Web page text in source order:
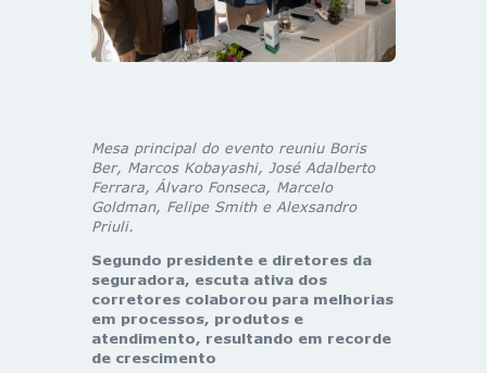
HOMEST
HOME
Mesa principal do evento reuniu Boris
Ber, Marcos Kobayashi, José Adalberto
Ferrara, Álvaro Fonseca, Marcelo
Goldman, Felipe Smith e Alexsandro
Priuli.
Segundo presidente e diretores da
seguradora, escuta ativa dos
corretores colaborou para melhorias
em processos, produtos e
atendimento, resultando em recorde
de crescimento